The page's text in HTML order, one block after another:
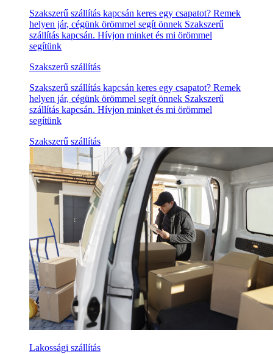
Szakszerű szállítás kapcsán keres egy csapatot? Remek
helyen jár, cégünk örömmel segít önnek Szakszerű
szállítás kapcsán. Hívjon minket és mi örömmel
segítünk
Szakszerű szállítás
Szakszerű szállítás kapcsán keres egy csapatot? Remek
helyen jár, cégünk örömmel segít önnek Szakszerű
szállítás kapcsán. Hívjon minket és mi örömmel
segítünk
Szakszerű szállítás
Lakossági szállítás